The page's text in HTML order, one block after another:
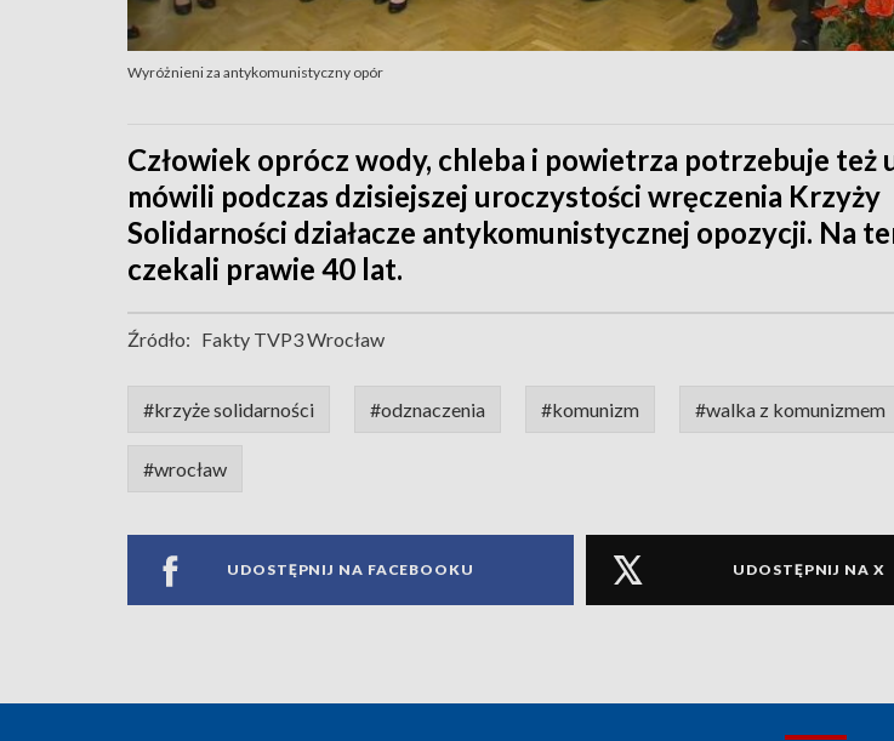
Wyróżnieni za antykomunistyczny opór
Człowiek oprócz wody, chleba i powietrza potrzebuje też
mówili podczas dzisiejszej uroczystości wręczenia Krzyży
Solidarności działacze antykomunistycznej opozycji. Na
czekali prawie 40 lat.
Źródło: Fakty TVP3 Wrocław
#krzyże solidarności #odznaczenia #komunizm #walka z komunizmem
#wrocław
UDOSTĘPNIJ NA FACEBOOKU UDOSTĘPNIJ NA X